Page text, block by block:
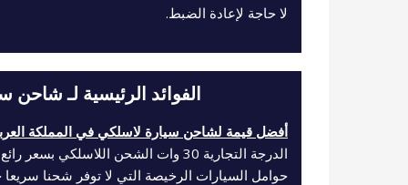
لا حاجة لإعادة الضبط.
الفوائد الرئيسية لـ شاحن
أفضل قيمة لشاحن سيارة لاسلكي في المملكة
حوامل السيارات الرخيصة التي لا توفر شحنا سريعا